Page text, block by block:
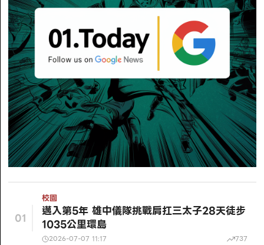
01
校園
邁入第5年 雄中儀隊挑戰肩扛三太子28天徒步
1035公里環島
2026-07-07 11:17 737